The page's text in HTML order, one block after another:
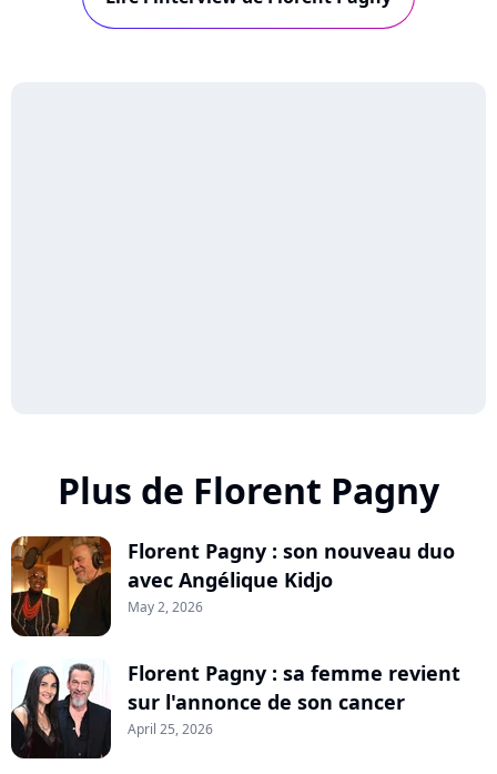
: visionnez les interview de ces trois derniers...
Plus de Florent Pagny
Florent Pagny : son nouveau duo
avec Angélique Kidjo
May 2, 2026
Florent Pagny : sa femme revient
sur l'annonce de son cancer
April 25, 2026